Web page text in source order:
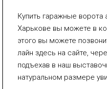
Купить гаражные ворота
Харькове вы можете в
этого вы можете
лайн здесь на сайте,
подъехав в наш
натуральном размере